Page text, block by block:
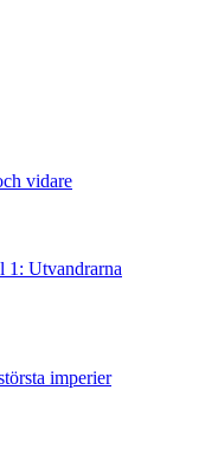
vidare
1: Utvandrarna
imperier